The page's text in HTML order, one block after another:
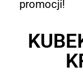
promocji!